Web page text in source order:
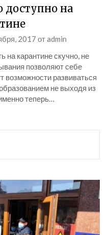
доступно на
2017 отadmin
на карантине скучно, не
позволяют себе
возможности развиваться
не выходя из
теперь…